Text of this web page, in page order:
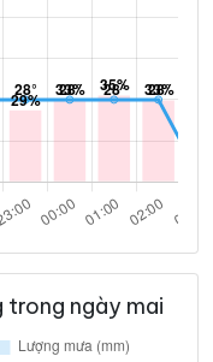
đen u ám
đen u ám
Mây đen u ám
nhẹ
trong ngày mai